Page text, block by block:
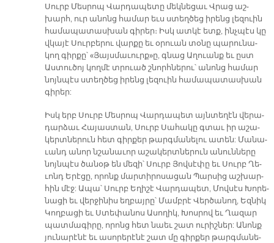
Սուրբ Մես­րոպ Վար­դա­պե­տը մեկ­նե­ցաւ Վրաց աշ­
խարհ, ուր ա­նոնց հա­մար եւս ստեղ­ծեց ի­րենց լե­զուին
հա­մա­պա­տաս­խան գի­րեր։ Իսկ ատ­կէ ետք, ինչ­պէս կը
վկա­յէ Սուր­բե­րու վար­քը եւ օ­րուան տօ­նը պա­րու­նա­
կող գիր­քը՝ «Յայս­մա­ւուր­ք­»ը, գնաց Աղ­ուանք եւ ըստ
Աստ­ու­ծոյ կող­մէ տրուած շնորհ­նե­րու՝ ա­նոնց հա­մար
նոյն­պէս ստեղ­ծեց ի­րենց լե­զուին հա­մա­պա­տաս­խան
գի­րեր:
Իսկ երբ Սուրբ Մես­րոպ Վար­դա­պետ այն­տե­ղէն վե­րա­
դար­ձաւ Հա­յաս­տան, Սուրբ Սա­հա­կը գտաւ իր ա­շա­
կերտ­նե­րուն հետ գիր­քեր թարգ­մա­նե­լու ա­տեն: Մա­նա­
ւանդ ա­նոր նշա­նա­ւոր ա­շա­կերտ­նե­րուն ա­նուն­նե­րը
նոյն­պէս ծա­նօթ են մե­զի՝ Սուրբ Յով­սէ­փը եւ Սուրբ Ղե­
ւոնդ Ե­րէ­ցը, ո­րոնք մար­տի­րո­սա­ցան Պարս­ից աշ­խար­
հին մէջ: Ա­պա՝ Սուրբ Ե­ղի­շէ Վար­դա­պե­տ, Մով­սէս Խո­րե­
նա­ցի եւ վեր­ջի­նիս եղ­բայ­րը՝ Մամբ­րէ Վեր­ծա­նո­ղ, Եզ­նիկ
Կող­բա­ցի եւ Ստե­փա­նոս Ա­սո­ղի­կ, Խոս­րո­վ եւ Ղա­զար
պատ­մա­գի­րը, ո­րոնց հետ նաեւ շատ ու­րիշ­ներ: Ա­նոնք
յու­նա­րէ­նէ եւ ա­սո­րե­րէ­նէ շատ մը գիր­քեր թարգ­մա­նե­